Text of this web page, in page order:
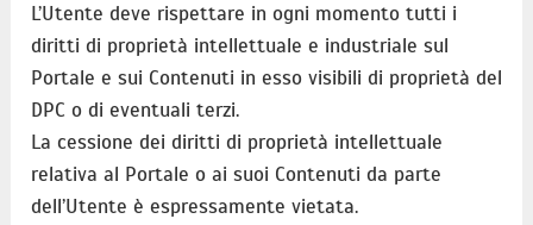
L’Utente deve rispettare in ogni momento tutti i
diritti di proprietà intellettuale e industriale sul
Portale e sui Contenuti in esso visibili di proprietà del
DPC o di eventuali terzi.
La cessione dei diritti di proprietà intellettuale
relativa al Portale o ai suoi Contenuti da parte
dell’Utente è espressamente vietata.